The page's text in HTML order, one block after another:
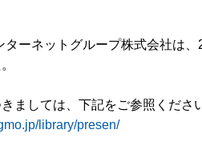
ターネットグループ株式会社は
ましては、下記をご参照くださ
library/presen/